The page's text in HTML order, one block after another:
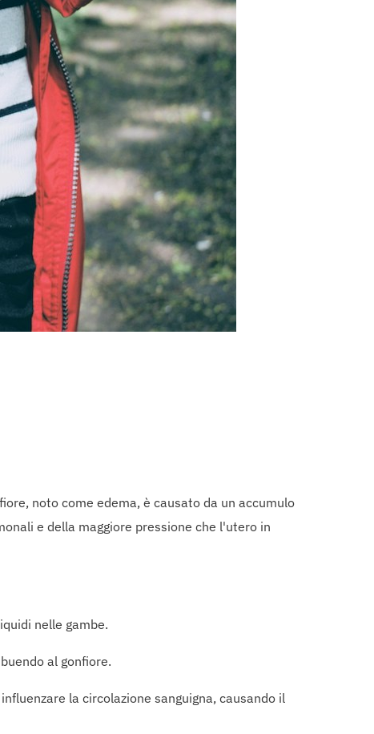
noto come edema, è causato da un accumulo
e della maggiore pressione che l'utero in
nelle gambe.
al gonfiore.
la circolazione sanguigna, causando il